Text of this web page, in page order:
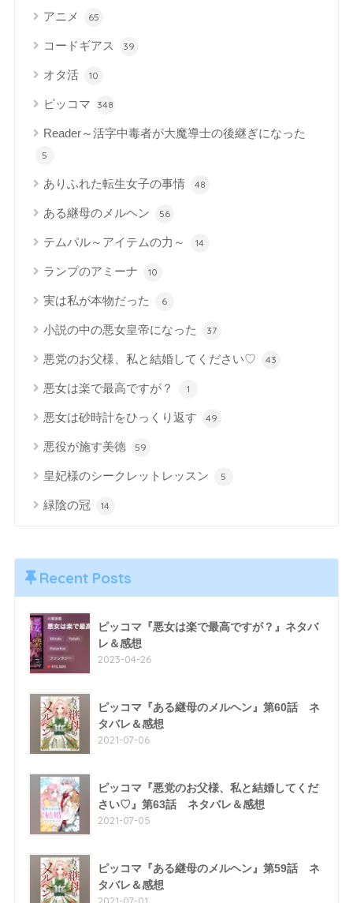
アニメ 65
コードギアス 39
オタ活 10
ピッコマ 348
Reader～活字中毒者が大魔導士の後継ぎになった
5
ありふれた転生女子の事情 48
ある継母のメルヘン 56
テムパル～アイテムの力～ 14
ランプのアミーナ 10
実は私が本物だった 6
小説の中の悪女皇帝になった 37
悪党のお父様、私と結婚してください♡ 43
悪女は楽で最高ですが？ 1
悪女は砂時計をひっくり返す 49
悪役が施す美徳 59
皇妃様のシークレットレッスン 5
緑陰の冠 14
Recent Posts
ピッコマ『悪女は楽で最高ですが？』ネタバ
レ＆感想
2023-04-26
ピッコマ『ある継母のメルヘン』第60話 ネ
タバレ＆感想
2021-07-06
ピッコマ『悪党のお父様、私と結婚してくだ
さい♡』第63話 ネタバレ＆感想
2021-07-05
ピッコマ『ある継母のメルヘン』第59話 ネ
タバレ＆感想
2021-07-01